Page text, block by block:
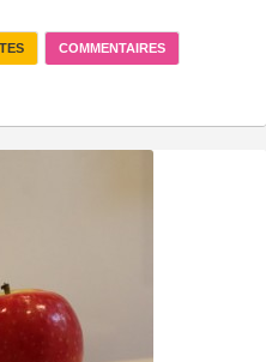
COMMENTAIRES